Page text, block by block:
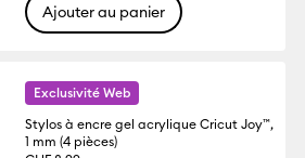
Ajouter au panier
Exclusivité Web
Stylos à encre gel acrylique Cricut Joy™,
1 mm (4 pièces)